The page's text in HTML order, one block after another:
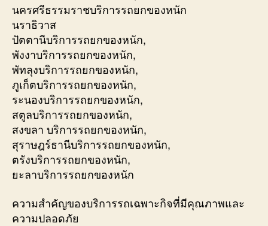
นครศรีธรรมราชบริการรถยกของหนัก
นราธิวาส
ปัตตานีบริการรถยกของหนัก,
พังงาบริการรถยกของหนัก,
พัทลุงบริการรถยกของหนัก,
ภูเก็ตบริการรถยกของหนัก,
ระนองบริการรถยกของหนัก,
สตูลบริการรถยกของหนัก,
สงขลา บริการรถยกของหนัก,
สุราษฎร์ธานีบริการรถยกของหนัก,
ตรังบริการรถยกของหนัก,
ยะลาบริการรถยกของหนัก
ความสำคัญของบริการรถเฉพาะกิจที่มีคุณภาพและ
ความปลอดภัย